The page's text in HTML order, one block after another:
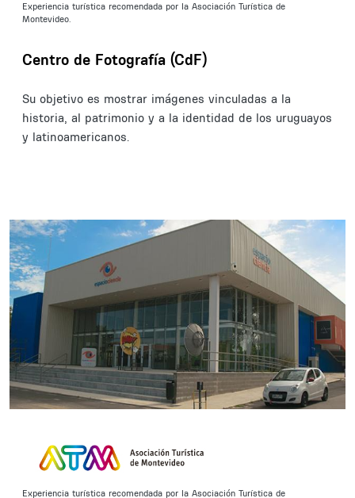
Experiencia turística recomendada por la Asociación Turística de
Montevideo.
Centro de Fotografía (CdF)
Su objetivo es mostrar imágenes vinculadas a la
historia, al patrimonio y a la identidad de los uruguayos
y latinoamericanos.
Experiencia turística recomendada por la Asociación Turística de